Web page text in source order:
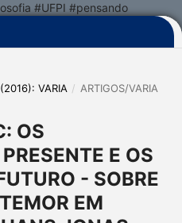
#UFPI #pensando
VARIA / ARTIGOS/VARIA
OS
E OS
- SOBRE
EM